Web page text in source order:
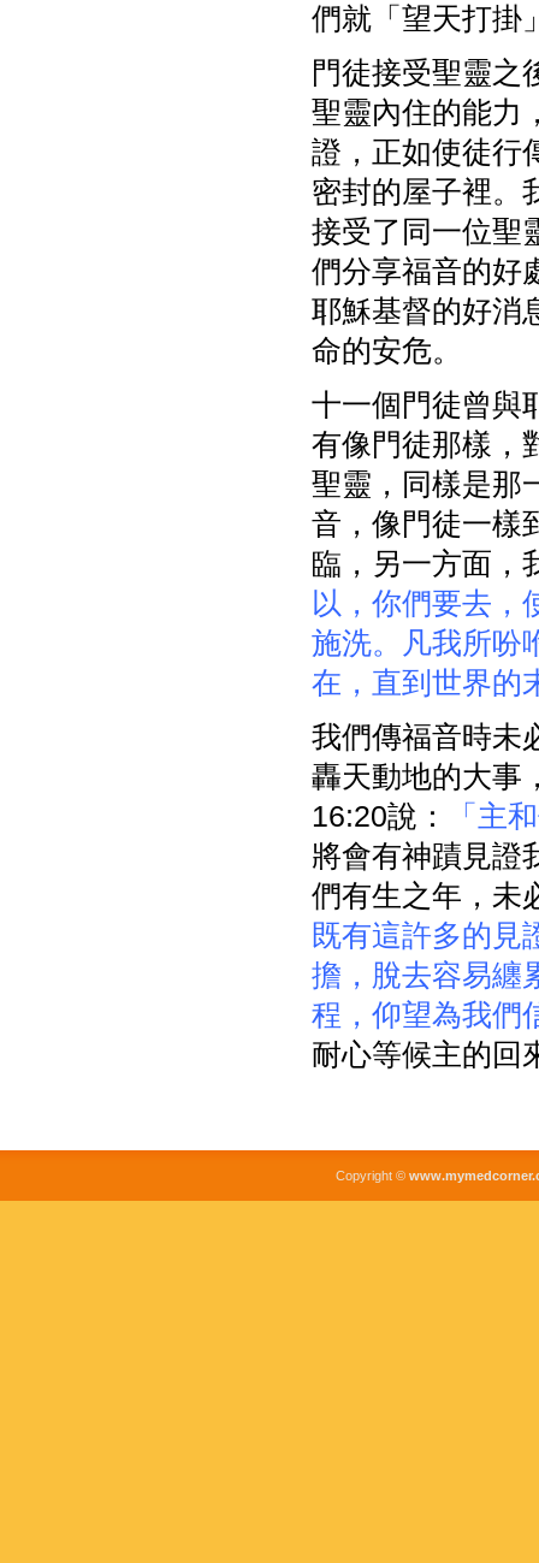
們就「望天打掛
門徒接受聖靈之
聖靈內住的能力
證，正如使徒行
密封的屋子裡。
接受了同一位聖
們分享福音的好
耶穌基督的好消
命的安危。
十一個門徒曾與
有像門徒那樣，
聖靈，同樣是那
音，像門徒一樣
臨，另一方面，
以，你們要去，
施洗。凡我所吩
在，直到世界的
我們傳福音時未
轟天動地的大事
16:20說：
「主
將會有神蹟見證
們有生之年，未
既有這許多的見
擔，脫去容易纏
程，仰望為我們
耐心等候主的回
Copyright ©